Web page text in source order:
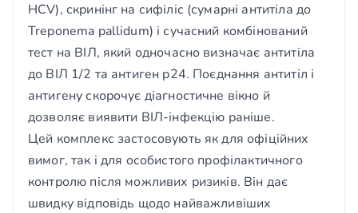
HCV), скринінг на сифіліс (сумарні антитіла до
Treponema pallidum) і сучасний комбінований
тест на ВІЛ, який одночасно визначає антитіла
до ВІЛ 1/2 та антиген p24. Поєднання антитіл і
антигену скорочує діагностичне вікно й
дозволяє виявити ВІЛ-інфекцію раніше.
Цей комплекс застосовують як для офіційних
вимог, так і для особистого профілактичного
контролю після можливих ризиків. Він дає
швидку відповідь щодо найважливіших